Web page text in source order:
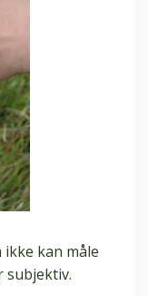
ikke kan måle
subjektiv.